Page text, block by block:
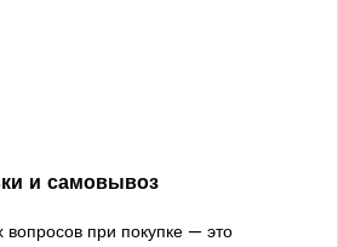
и самовывоз
вопросов при покупке — это